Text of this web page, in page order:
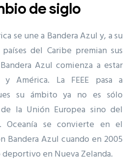
de siglo
se une a Bandera Azul y, a su
del Caribe premian sus
Azul comienza a estar
América. La FEEE pasa a
su ámbito ya no es sólo
la Unión Europea sino del
Oceanía se convierte en el
Azul cuando en 2005
en Nueva Zelanda.